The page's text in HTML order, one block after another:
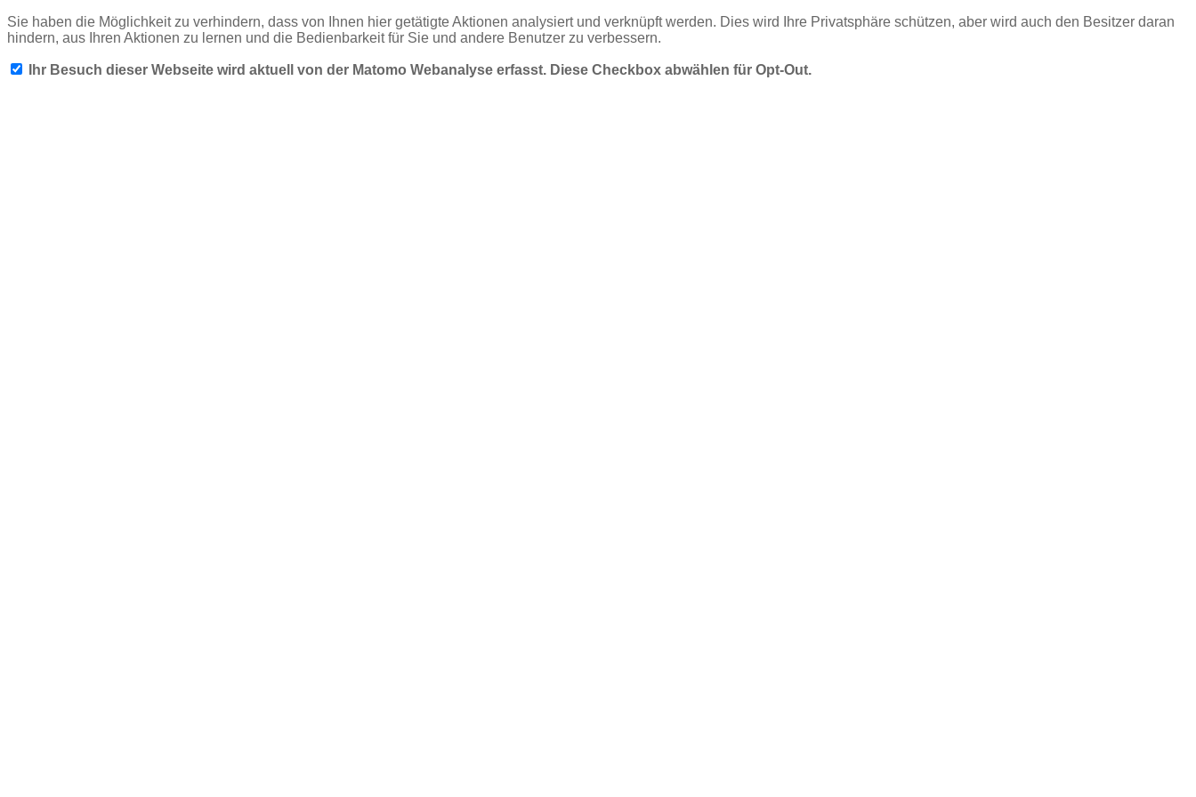
Sie haben die Möglichkeit zu verhindern, dass von Ihnen hier getätigte Aktionen analysiert und verknüpft werden. Dies wird Ihre Privatsphäre schützen, aber wird auch den Besitzer daran
hindern, aus Ihren Aktionen zu lernen und die Bedienbarkeit für Sie und andere Benutzer zu verbessern.
Ihr Besuch dieser Webseite wird aktuell von der Matomo Webanalyse erfasst. Diese Checkbox abwählen für Opt-Out.